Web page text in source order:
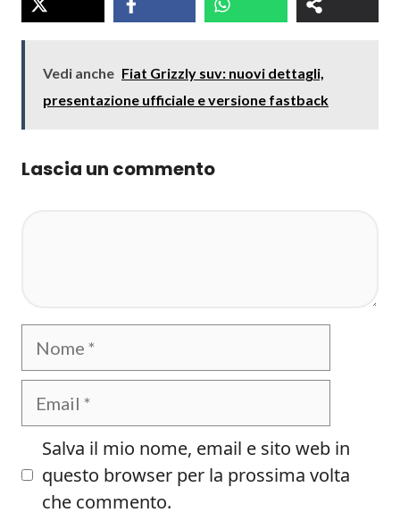
Vedi anche Fiat Grizzly suv: nuovi dettagli,
presentazione ufficiale e versione fastback
Lascia un commento
Salva il mio nome, email e sito web in
questo browser per la prossima volta
che commento.